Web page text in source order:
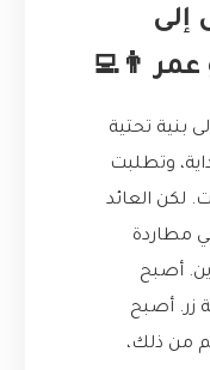
إلى
عمر 👨‍💻
بنية تحتية
وتطلبت
لكن العائد
مطاردة
أصبح
زر. أصبح
من ذلك،